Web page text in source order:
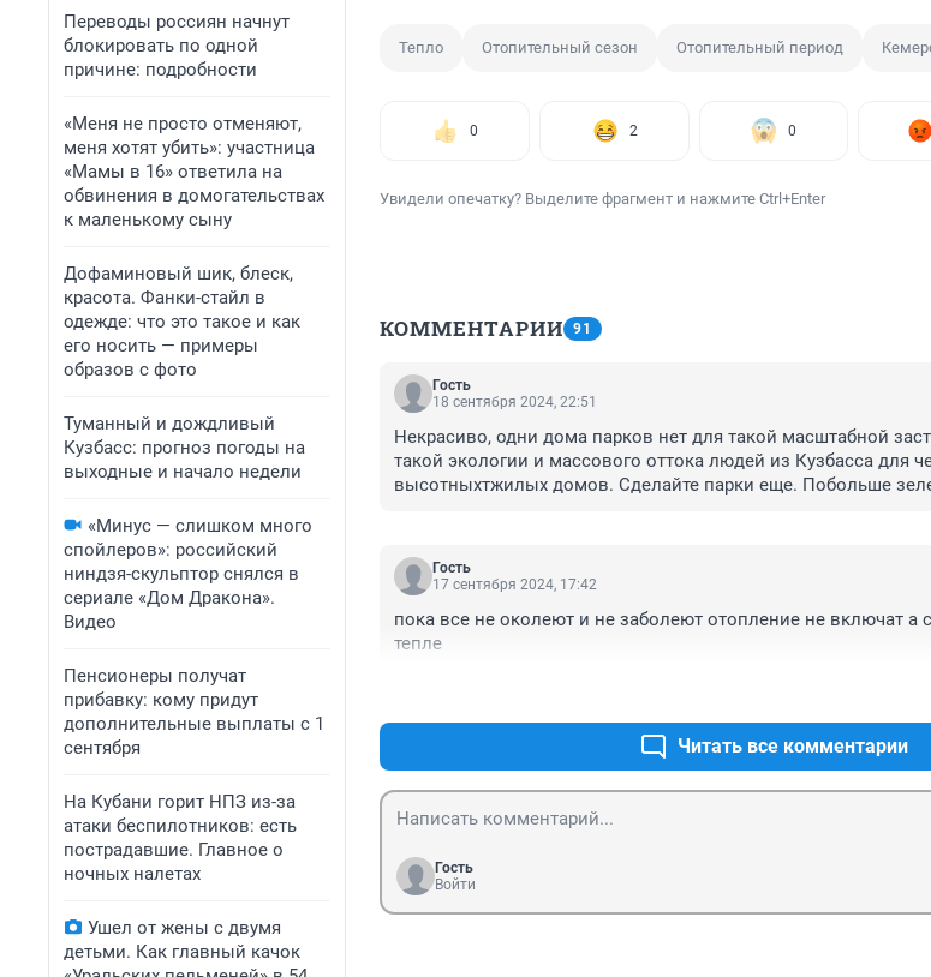
Переводы россиян начнут
блокировать по одной
причине: подробности
«Меня не просто отменяют,
меня хотят убить»: участница
«Мамы в 16» ответила на
обвинения в домогательствах
к маленькому сыну
Дофаминовый шик, блеск,
красота. Фанки-стайл в
одежде: что это такое и как
его носить — примеры
образов с фото
Туманный и дождливый
Кузбасс: прогноз погоды на
выходные и начало недели
«Минус — слишком много
спойлеров»: российский
ниндзя-скульптор снялся в
сериале «Дом Дракона».
Видео
Пенсионеры получат
прибавку: кому придут
дополнительные выплаты с 1
сентября
На Кубани горит НПЗ из-за
атаки беспилотников: есть
пострадавшие. Главное о
ночных налетах
Ушел от жены с двумя
детьми. Как главный качок
Тепло Отопительный сезон Отопительный период
0 2 0
Увидели опечатку? Выделите фрагмент и нажмите Ctrl+Enter
КОММЕНТАРИИ 91
Гость
18 сентября 2024, 22:51
Некрасиво, одни дома парков нет для такой масштабной
такой экологии и массового оттока людей из Кузбасса для
высотныхтжилых домов. Сделайте парки еще. Побольше
Гость
17 сентября 2024, 17:42
пока все не околеют и не заболеют отопление не включат а
тепле
Читать все комментарии
Гость
Войти